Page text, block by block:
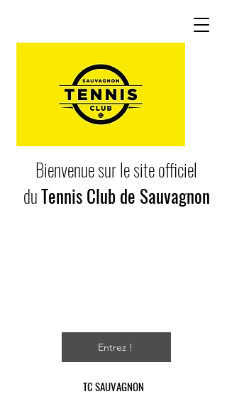
Bienvenue sur le site officiel
duTennis Club de Sauvagnon
Entrez !
TC SAUVAGNON